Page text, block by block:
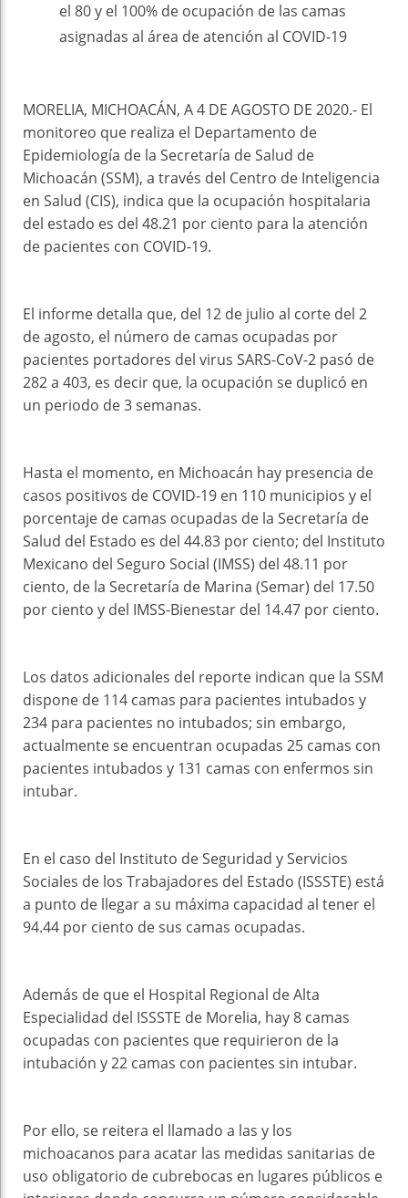
el 80 y el 100% de ocupación de las camas
asignadas al área de atención al COVID-19
MORELIA, MICHOACÁN, A 4 DE AGOSTO DE 2020.- El
monitoreo que realiza el Departamento de
Epidemiología de la Secretaría de Salud de
Michoacán (SSM), a través del Centro de Inteligencia
en Salud (CIS), indica que la ocupación hospitalaria
del estado es del 48.21 por ciento para la atención
de pacientes con COVID-19.
El informe detalla que, del 12 de julio al corte del 2
de agosto, el número de camas ocupadas por
pacientes portadores del virus SARS-CoV-2 pasó de
282 a 403, es decir que, la ocupación se duplicó en
un periodo de 3 semanas.
Hasta el momento, en Michoacán hay presencia de
casos positivos de COVID-19 en 110 municipios y el
porcentaje de camas ocupadas de la Secretaría de
Salud del Estado es del 44.83 por ciento; del Instituto
Mexicano del Seguro Social (IMSS) del 48.11 por
ciento, de la Secretaría de Marina (Semar) del 17.50
por ciento y del IMSS-Bienestar del 14.47 por ciento.
Los datos adicionales del reporte indican que la SSM
dispone de 114 camas para pacientes intubados y
234 para pacientes no intubados; sin embargo,
actualmente se encuentran ocupadas 25 camas con
pacientes intubados y 131 camas con enfermos sin
intubar.
En el caso del Instituto de Seguridad y Servicios
Sociales de los Trabajadores del Estado (ISSSTE) está
a punto de llegar a su máxima capacidad al tener el
94.44 por ciento de sus camas ocupadas.
Además de que el Hospital Regional de Alta
Especialidad del ISSSTE de Morelia, hay 8 camas
ocupadas con pacientes que requirieron de la
intubación y 22 camas con pacientes sin intubar.
Por ello, se reitera el llamado a las y los
michoacanos para acatar las medidas sanitarias de
uso obligatorio de cubrebocas en lugares públicos e